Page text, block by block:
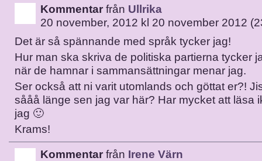
Kommentar från Ullrika
20 november, 2012 kl 20 november 2012
Det är så spännande med språk tycker jag!
Hur man ska skriva de politiska partierna tycker
när de hamnar i sammansättningar menar jag.
Ser också att ni varit utomlands och göttat er?!
sååå länge sen jag var här? Har mycket att läsa
jag 🙂
Krams!
Kommentar från Irene Värn